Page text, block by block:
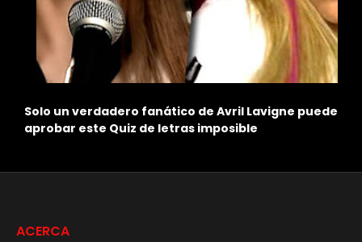
Solo un verdadero fanático de Avril Lavigne puede
aprobar este Quiz de letras imposible
ACERCA